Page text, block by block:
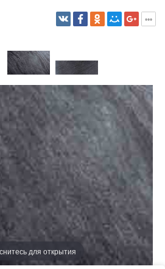
для открытия